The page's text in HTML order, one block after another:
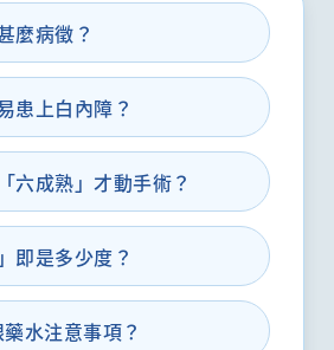
麼病徵？
患上白內障？
六成熟」才動手術？
即是多少度？
水注意事項？